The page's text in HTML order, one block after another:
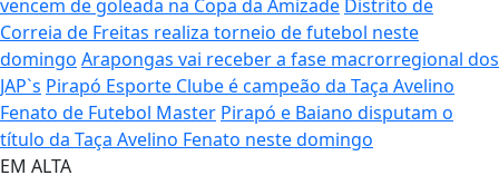
vencem de goleada na Copa da Amizade Distrito de
Correia de Freitas realiza torneio de futebol neste
domingo Arapongas vai receber a fase macrorregional dos
JAP`s Pirapó Esporte Clube é campeão da Taça Avelino
Fenato de Futebol Master Pirapó e Baiano disputam o
título da Taça Avelino Fenato neste domingo
EM ALTA